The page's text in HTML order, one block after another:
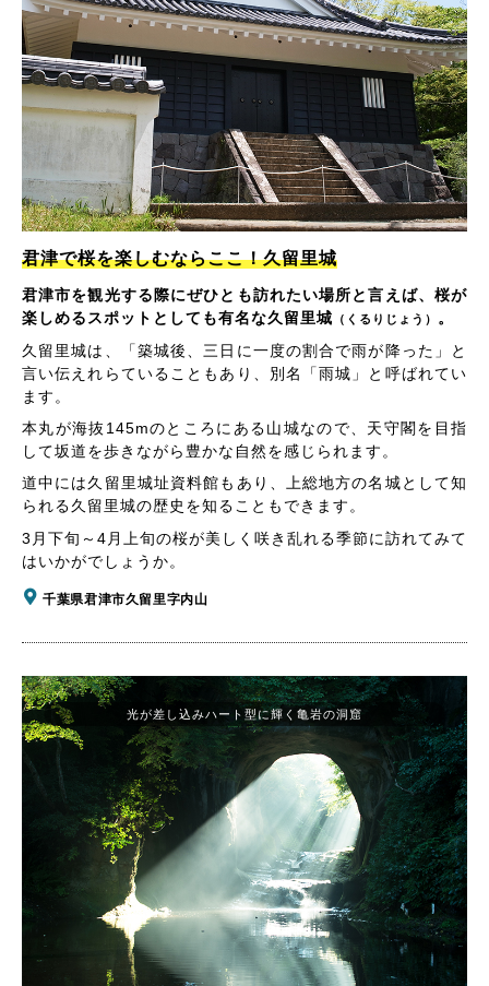
君津で桜を楽しむならここ！久留里城
君津市を観光する際にぜひとも訪れたい場所と言えば、桜が
楽しめるスポットとしても有名な久留里城 （くるりじょう） 。
久留里城は、「築城後、三日に一度の割合で雨が降った」と
言い伝えれらていることもあり、別名「雨城」と呼ばれてい
ます。
本丸が海抜145mのところにある山城なので、天守閣を目指
して坂道を歩きながら豊かな自然を感じられます。
道中には久留里城址資料館もあり、上総地方の名城として知
られる久留里城の歴史を知ることもできます。
3月下旬～4月上旬の桜が美しく咲き乱れる季節に訪れてみて
はいかがでしょうか。
千葉県君津市久留里字内山
光が差し込みハート型に輝く亀岩の洞窟